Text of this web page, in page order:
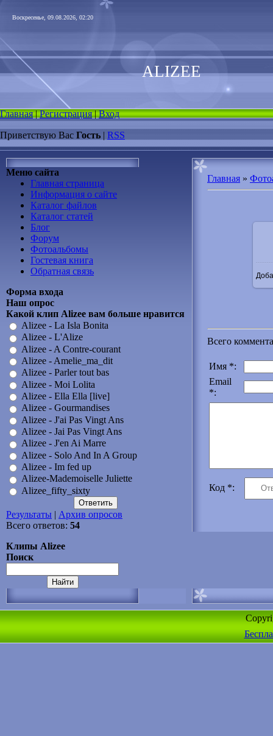
Воскресенье, 09.08.2026, 02:20
ALIZEE
Главная|Регистрация|Вход
Приветствую Вас Гость | RSS
Меню сайта
Главная страница
Информация о сайте
Каталог файлов
Каталог статей
Блог
Форум
Фотоальбомы
Гостевая книга
Обратная связь
Форма входа
Наш опрос
Какой клип Alizee вам больше нравится
Alizee - La Isla Bonita
Alizee - L'Alize
Alizee - A Contre-courant
Alizee - Amelie_ma_dit
Alizee - Parler tout bas
Alizee - Moi Lolita
Alizee - Ella Ella [live]
Alizee - Gourmandises
Alizee - J'ai Pas Vingt Ans
Alizee - Jai Pas Vingt Ans
Alizee - J'en Ai Marre
Alizee - Solo And In A Group
Alizee - Im fed up
Alizee-Mademoiselle Juliette
Alizee_fifty_sixty
Результаты | Архив опросов
Всего ответов: 54
Клипы Alizee
Поиск
Главная »
Всего
Имя *:
Email
*:
Код *: